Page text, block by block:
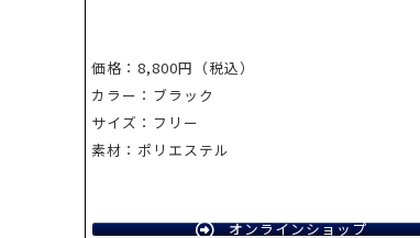
価格：8,800円（税込）
カラー：ブラック
サイズ：フリー
素材：ポリエステル
オンラインショップ